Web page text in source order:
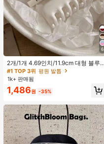
6
2개/1개 4.69인치/11.9cm 대형 블루
& 화이트 1피스 플라스틱 헤어 클로
클립, 데일리 웨어, 캐주얼, 파티, 출퇴
근, 휴가, 헤어스타일링, 메이크업, 의
상 매칭 비치 헤어 클립 바캉스 헤어
클러치에 적합한 세련되고 다재다능
하며 우아하고 미니멀한 단색 헤어 액
세서리
#1 TOP 3위 평원 발톱
1k+ 판매됨
1,486원 -35%